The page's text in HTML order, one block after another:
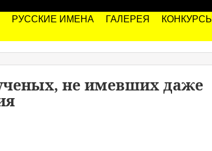
РУССКИЕ ИМЕНА ГАЛЕРЕЯ КОНКУРСЫ
не имевших даже